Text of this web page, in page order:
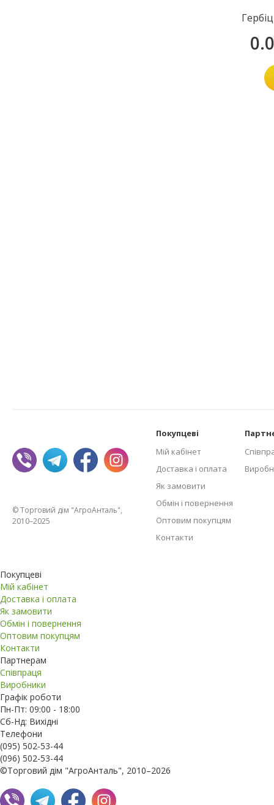
© Торговий дім "АгроАнталь",
2010–2025
Покупцеві
Мій кабінет
Доставка і оплата
Як замовити
Обмін і повернення
Оптовим покупцям
Контакти
Покупцеві
Мій кабінет
Доставка і оплата
Як замовити
Обмін і повернення
Оптовим покупцям
Контакти
Партнерам
Співпраця
Виробники
Графік роботи
Пн-Пт: 09:00 - 18:00
Сб-Нд: Вихідні
Телефони
(095) 502-53-44
(096) 502-53-44
©Торговий дім "АгроАнталь", 2010–2026